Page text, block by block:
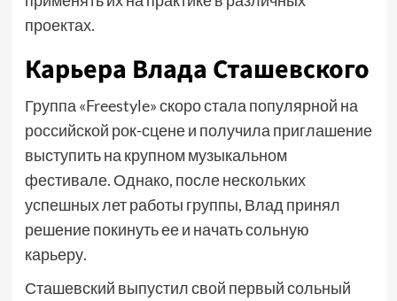
проектах.
Карьера Влада Сташевского
Группа «Freestyle» скоро стала популярной на
российской рок-сцене и получила приглашение
выступить на крупном музыкальном
фестивале. Однако, после нескольких
успешных лет работы группы, Влад принял
решение покинуть ее и начать сольную
карьеру.
Сташевский выпустил свой первый сольный